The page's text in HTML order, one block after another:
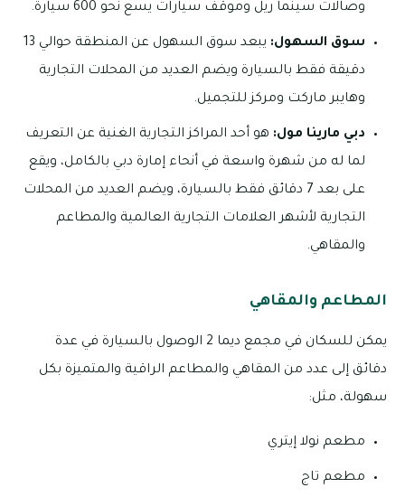
وصالات سينما ريل وموقف سيارات يسع نحو 600 سيارة.
سوق السهول:
يبعد سوق السهول عن المنطقة حوالي 13
دقيقة فقط بالسيارة ويضم العديد من المحلات التجارية
وهايبر ماركت ومركز للتجميل.
دبي مارينا مول: هو أحد المراكز التجارية الغنية عن التعريف
لما له من شهرة واسعة في أنحاء إمارة دبي بالكامل، ويقع
على بعد 7 دقائق فقط بالسيارة، ويضم العديد من المحلات
التجارية لأشهر العلامات التجارية العالمية والمطاعم
والمقاهي.
المطاعم والمقاهي
يمكن للسكان في مجمع ديما 2 الوصول بالسيارة في عدة
دقائق إلى عدد من المقاهي والمطاعم الراقية والمتميزة بكل
سهولة، مثل:
مطعم نولا إيتري
مطعم تاج